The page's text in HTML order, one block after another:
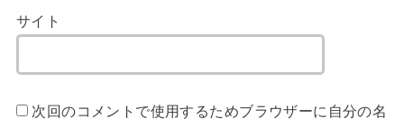
サイト
次回のコメントで使用するためブラウザーに自分の名